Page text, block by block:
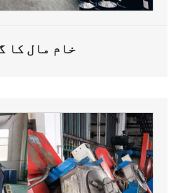
خام مال کا